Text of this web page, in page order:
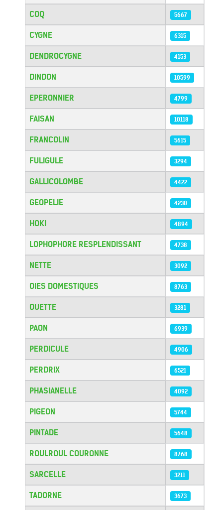
COQ 5667
CYGNE 6315
DENDROCYGNE 4153
DINDON 10599
EPERONNIER 4799
FAISAN 10118
FRANCOLIN 5615
FULIGULE 3294
GALLICOLOMBE 4422
GEOPELIE 4230
HOKI 4894
LOPHOPHORE RESPLENDISSANT 4738
NETTE 3092
OIES DOMESTIQUES 8763
OUETTE 3281
PAON 6939
PERDICULE 4906
PERDRIX 6521
PHASIANELLE 4092
PIGEON 5744
PINTADE 5648
ROULROUL COURONNE 8768
SARCELLE 3211
TADORNE 3673